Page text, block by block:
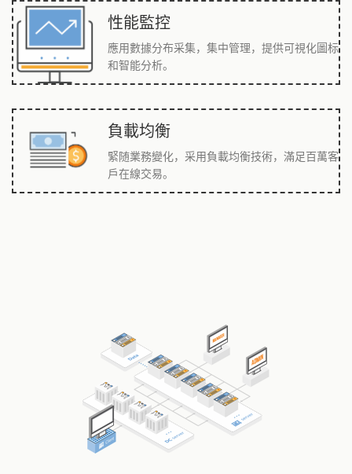
性能監控
應用數據分布采集，集中管理，提供可視化圖标
和智能分析。
負載均衡
緊随業務變化，采用負載均衡技術，滿足百萬客
戶在線交易。